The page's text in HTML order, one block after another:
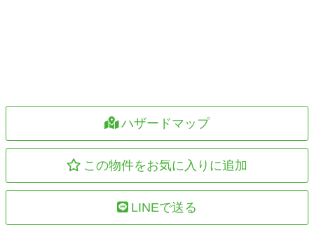
ハザードマップ
この物件をお気に入りに追加
LINEで送る